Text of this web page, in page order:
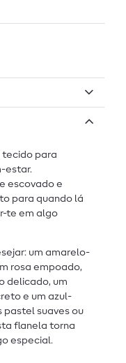
tecido para
estar.
escovado e
para quando lá
te em algo
um amarelo-
rosa empoado,
delicado, um
e um azul-
pastel suaves ou
flanela torna
especial.